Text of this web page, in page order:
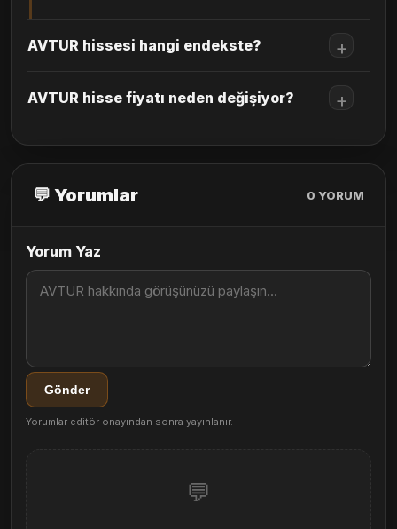
AVTUR hissesi hangi endekste?
AVTUR hisse fiyatı neden değişiyor?
💬 Yorumlar 0 YORUM
Yorum Yaz
Gönder
Yorumlar editör onayından sonra yayınlanır.
💬